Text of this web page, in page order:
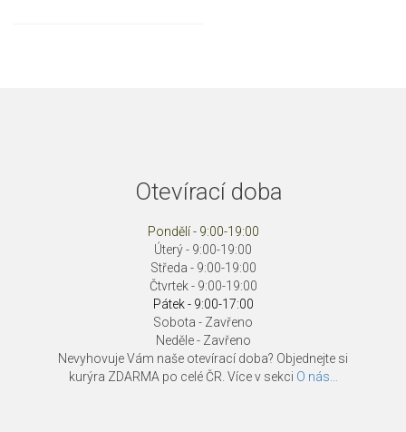
Otevírací doba
Pondělí - 9:00-19:00
Úterý - 9:00-19:00
Středa - 9:00-19:00
Čtvrtek - 9:00-19:00
Pátek - 9:00-17:00
Sobota - Zavřeno
Neděle - Zavřeno
Nevyhovuje Vám naše otevírací doba? Objednejte si
kurýra ZDARMA po celé ČR. Více v sekci O nás...